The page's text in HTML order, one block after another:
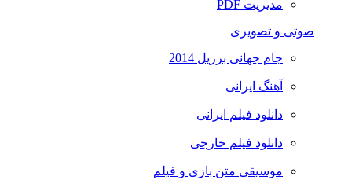
مدیریت PDF
صوتی و تصویری
جام جهانی برزیل 2014
آهنگ ایرانی
دانلود فیلم ایرانی
دانلود فیلم خارجی
موسیقی متن بازی و فیلم